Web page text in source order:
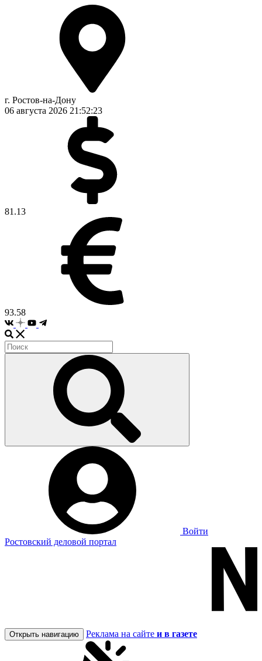
г. Ростов-на-Дону
06 августа 2026 21:52:24
81.13
93.58
Войти
Ростовский деловой портал
Открыть навигацию Реклама на сайте и в газете